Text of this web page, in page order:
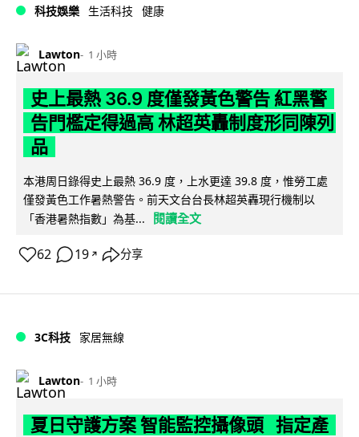
科技娛樂 生活科技 健康
Lawton 1 小時
史上最熱 36.9 度僅發黃色警告 紅黑警
告門檻定得過高 林超英轟制度形同陳列
品
本港周日錄得史上最熱 36.9 度，上水更達 39.8 度，惟勞工處
僅發黃色工作暑熱警告。前天文台台長林超英轟現行機制以
「香港暑熱指數」為基...
閱讀全文
62 19 ↗ 分享
3C科技 家居無線
Lawton 1 小時
夏日守護方案 智能監控攝像頭 指定產